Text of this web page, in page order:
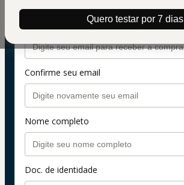
Quero testar por 7 dias
Dados pessoais
Confirme seu email
Nome completo
Doc. de identidade